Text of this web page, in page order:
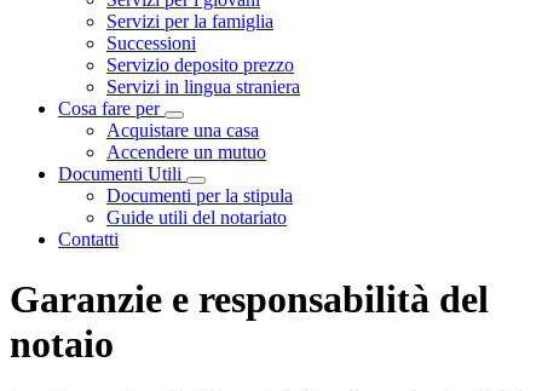
Servizi per la famiglia
Successioni
Servizio deposito prezzo
Servizi in lingua straniera
Cosa fare per
Visualizza menù di secondo livello
Acquistare una casa
Accendere un mutuo
Documenti Utili
Visualizza menù di secondo livello
Documenti per la stipula
Guide utili del notariato
Contatti
Garanzie e responsabilità del
notaio